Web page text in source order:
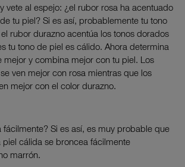
vete al espejo: ¿el rubor rosa ha acentuado
tu piel? Si es así, probablemente tu tono
rubor durazno acentúa los tonos dorados
tu tono de piel es cálido. Ahora determina
mejor y combina mejor con tu piel. Los
ven mejor con rosa mientras que los
mejor con el color durazno.
fácilmente? Si es así, es muy probable que
piel cálida se broncea fácilmente
marrón.